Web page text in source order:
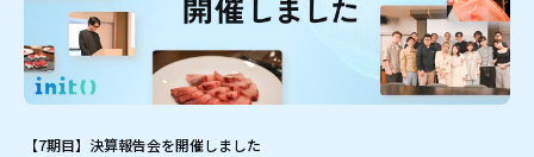
【7期目】決算報告会を開催しました